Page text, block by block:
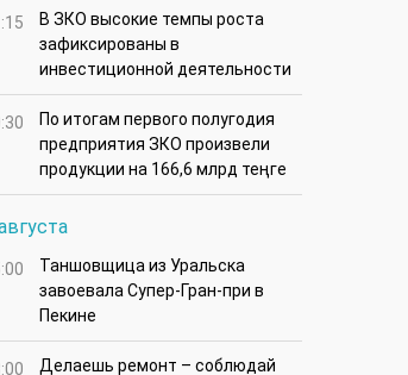
В ЗКО высокие темпы роста
зафиксированы в
инвестиционной деятельности
По итогам первого полугодия
предприятия ЗКО произвели
продукции на 166,6 млрд теңге
Таншовщица из Уральска
завоевала Супер-Гран-при в
Пекине
Делаешь ремонт – соблюдай